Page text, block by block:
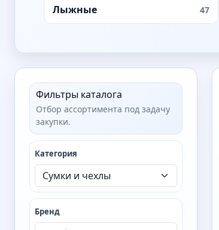
Лыжные 47
Фильтры каталога
Отбор ассортимента под задачу
закупки.
Категория
Бренд